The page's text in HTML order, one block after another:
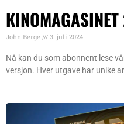
John Berge 3. juli 2024
Nå kan du som abonnent lese
versjon. Hver utgave har unike